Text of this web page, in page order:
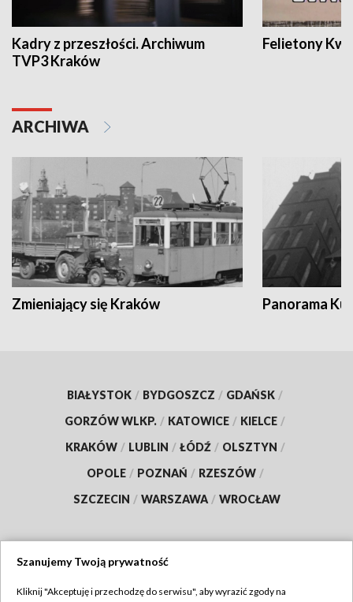
Kadry z przeszłości. Archiwum
TVP3 Kraków
Felietony
ARCHIWA
Zmieniający się Kraków Panorama
BIAŁYSTOK / BYDGOSZCZ / GDAŃSK /
GORZÓW WLKP. / KATOWICE / KIELCE /
KRAKÓW / LUBLIN / ŁÓDŹ / OLSZTYN /
OPOLE / POZNAŃ / RZESZÓW /
SZCZECIN / WARSZAWA / WROCŁAW
Szanujemy Twoją prywatność
Kliknij "Akceptuję i przechodzę do serwisu", aby wyrazić zgody na